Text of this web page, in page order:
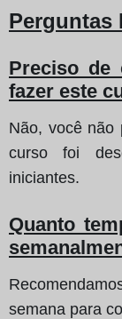
Perguntas
Preciso de
fazer este
Não, você não
curso foi
iniciantes.
Quanto
semana para